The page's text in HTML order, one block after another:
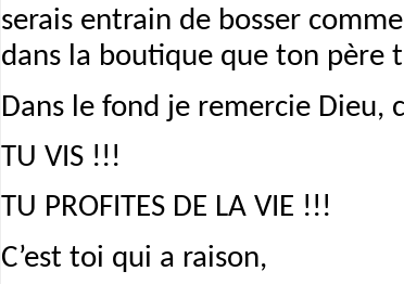
serais entrain de bosser
dans la boutique que ton père
Dans le fond je remercie Dieu,
TU VIS !!!
TU PROFITES DE LA VIE !!!
C’est toi qui a raison,